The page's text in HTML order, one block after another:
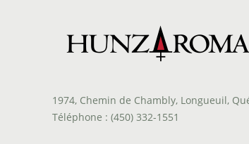
1974, Chemin de Chambly, Longueuil,
Téléphone : (450) 332-1551